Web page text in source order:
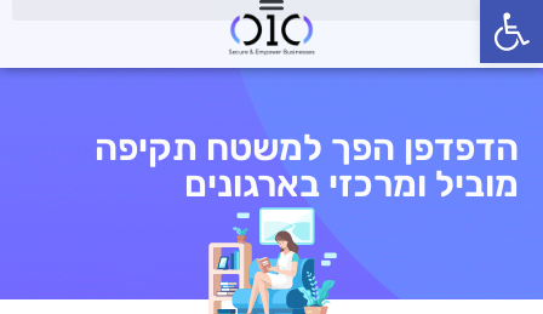
פתח סרגל נגישות
הדפדפן הפך למשטח תקיפה
מוביל ומרכזי בארגונים